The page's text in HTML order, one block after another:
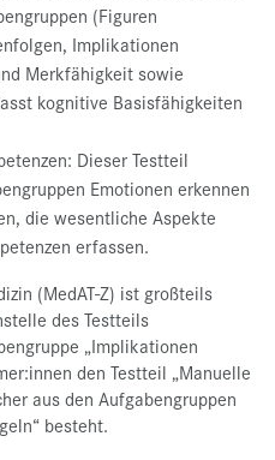
(Figuren
Implikationen
Merkfähigkeit sowie
kognitive Basisfähigkeiten
Dieser Testteil
Emotionen erkennen
die wesentliche Aspekte
erfassen.
(MedAT-Z) ist großteils
des Testteils
„Implikationen
den Testteil „Manuelle
aus den Aufgabengruppen
besteht.